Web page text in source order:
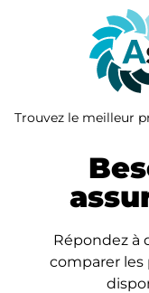
Trouvez le meilleur
Répondez à
comparer les